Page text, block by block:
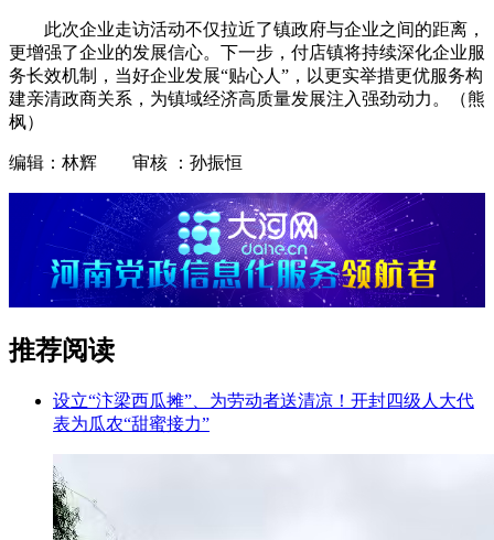
此次企业走访活动不仅拉近了镇政府与企业之间的距离，
更增强了企业的发展信心。下一步，付店镇将持续深化企业服
务长效机制，当好企业发展“贴心人”，以更实举措更优服务构
建亲清政商关系，为镇域经济高质量发展注入强劲动力。（熊
枫）
编辑：林辉 审核 ：孙振恒
推荐阅读
设立“汴梁西瓜摊”、为劳动者送清凉！开封四级人大代
表为瓜农“甜蜜接力”